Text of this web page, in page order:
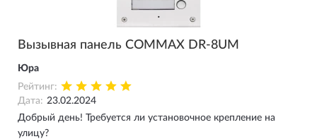
Вызывная панель COMMAX DR-8UM
Юра
Рейтинг:
Дата: 23.02.2024
Добрый день! Требуется ли установочное крепление на
улицу?